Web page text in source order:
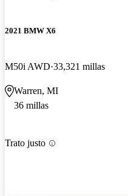
2021 BMW X6
M50i AWD 33,321 millas
Warren, MI
36 millas
Trato justo